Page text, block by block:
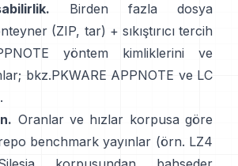
Birden fazla dosya
(ZIP, tar) + sıkıştırıcı tercih
yöntem kimliklerini ve
bkz.PKWARE APPNOTE ve LC
.
Oranlar ve hızlar korpusa göre
benchmark yayınlar (örn. LZ4